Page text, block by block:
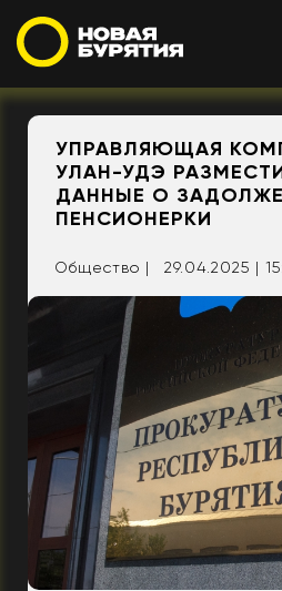
УПРАВЛЯЮЩАЯ
УЛАН-УДЭ
ДАННЫЕ О
ПЕНСИОНЕРКИ
Общество | 29.04.2025 |